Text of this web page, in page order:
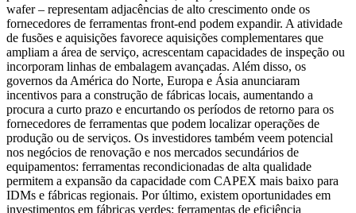
wafer – representam adjacências de alto crescimento onde os
fornecedores de ferramentas front-end podem expandir. A atividade
de fusões e aquisições favorece aquisições complementares que
ampliam a área de serviço, acrescentam capacidades de inspeção ou
incorporam linhas de embalagem avançadas. Além disso, os
governos da América do Norte, Europa e Ásia anunciaram
incentivos para a construção de fábricas locais, aumentando a
procura a curto prazo e encurtando os períodos de retorno para os
fornecedores de ferramentas que podem localizar operações de
produção ou de serviços. Os investidores também veem potencial
nos negócios de renovação e nos mercados secundários de
equipamentos: ferramentas recondicionadas de alta qualidade
permitem a expansão da capacidade com CAPEX mais baixo para
IDMs e fábricas regionais. Por último, existem oportunidades em
investimentos em fábricas verdes: ferramentas de eficiência